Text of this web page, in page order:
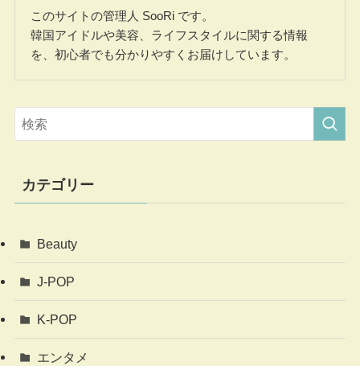
このサイトの管理人 SooRi です。
韓国アイドルや美容、ライフスタイルに関する情報
を、初心者でも分かりやすくお届けしています。
カテゴリー
Beauty
J-POP
K-POP
エンタメ